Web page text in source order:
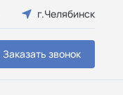
г.Челябинск
Заказать звонок